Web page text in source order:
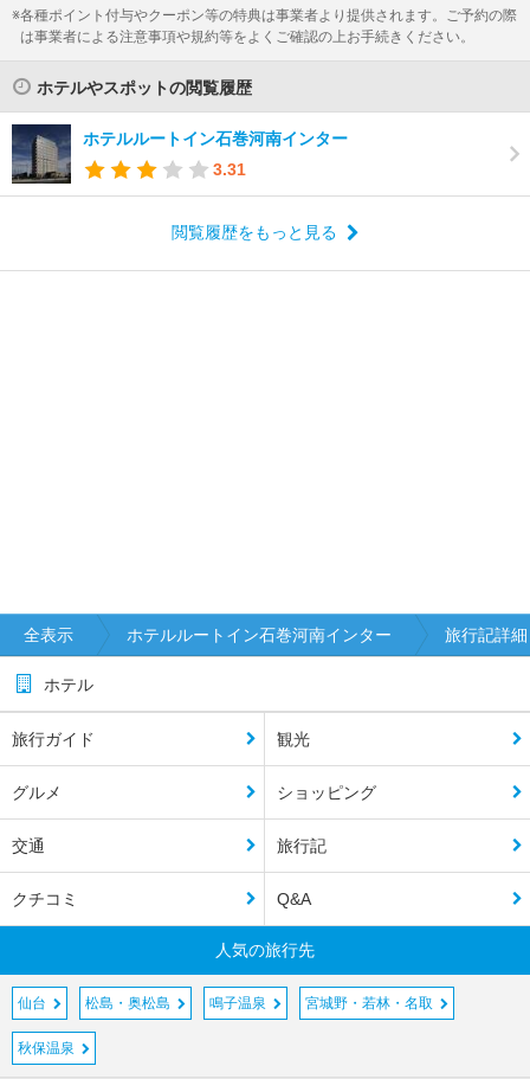
各種ポイント付与やクーポン等の特典は事業者より提供されます。ご予約の際
は事業者による注意事項や規約等をよくご確認の上お手続きください。
ホテルやスポットの閲覧履歴
ホテルルートイン石巻河南インター
3.31
閲覧履歴をもっと見る
全表示 ホテルルートイン石巻河南インター 旅行記詳細
ホテル
旅行ガイド 観光
グルメ ショッピング
交通 旅行記
クチコミ Q&A
人気の旅行先
仙台 松島・奥松島 鳴子温泉 宮城野・若林・名取
秋保温泉